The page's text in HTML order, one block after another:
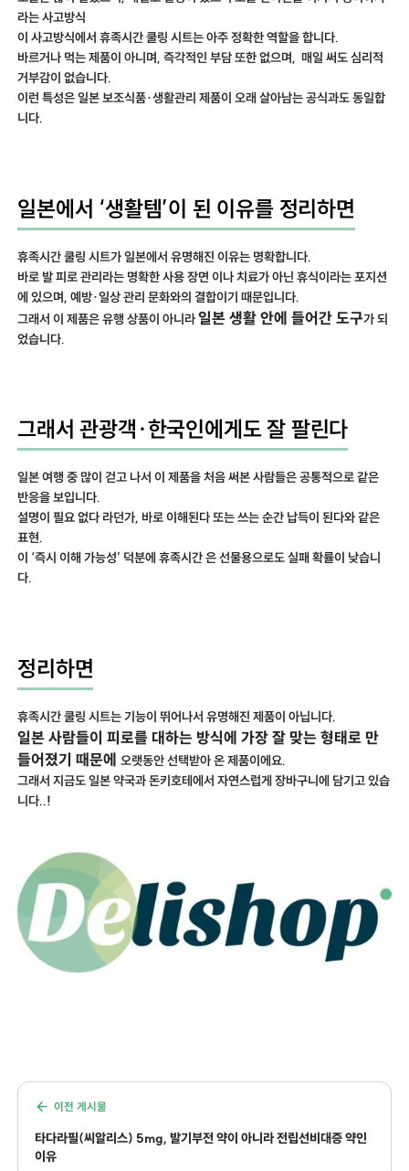
라는 사고방식
이 사고방식에서 휴족시간 쿨링 시트는 아주 정확한 역할을 합니다.
바르거나 먹는 제품이 아니며, 즉각적인 부담 또한 없으며, 매일 써도 심리적
거부감이 없습니다.
이런 특성은 일본 보조식품·생활관리 제품이 오래 살아남는 공식과도 동일합
니다.
일본에서 ‘생활템’이 된 이유를 정리하면
휴족시간 쿨링 시트가 일본에서 유명해진 이유는 명확합니다.
바로 발 피로 관리라는 명확한 사용 장면 이나 치료가 아닌 휴식이라는 포지션
에 있으며, 예방·일상 관리 문화와의 결합이기 때문입니다.
그래서 이 제품은 유행 상품이 아니라일본 생활 안에 들어간 도구가 되
었습니다.
그래서 관광객·한국인에게도 잘 팔린다
일본 여행 중 많이 걷고 나서 이 제품을 처음 써본 사람들은 공통적으로 같은
반응을 보입니다.
설명이 필요 없다 라던가, 바로 이해된다 또는 쓰는 순간 납득이 된다와 같은
표현.
이 ‘즉시 이해 가능성’ 덕분에 휴족시간 은 선물용으로도 실패 확률이 낮습니
다.
정리하면
휴족시간 쿨링 시트는 기능이 뛰어나서 유명해진 제품이 아닙니다.
일본 사람들이 피로를 대하는 방식에 가장 잘 맞는 형태로 만
들어졌기 때문에오랫동안 선택받아 온 제품이에요.
그래서 지금도 일본 약국과 돈키호테에서 자연스럽게 장바구니에 담기고 있습
니다..!
이전 게시물
타다라필(씨알리스) 5mg, 발기부전 약이 아니라 전립선비대증 약인
이유